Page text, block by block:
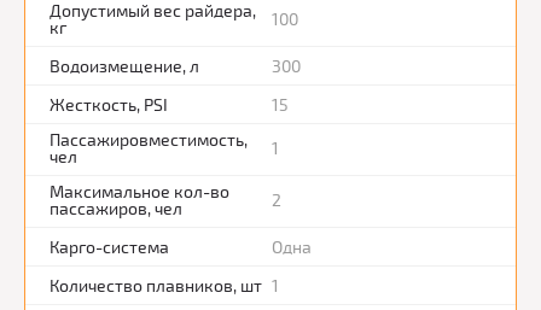
Допустимый вес райдера,
кг
100
Водоизмещение, л
300
Жесткость, PSI
15
Пассажировместимость,
чел
1
Максимальное кол-во
пассажиров, чел
2
Карго-система
Одна
Количество плавников, шт 1